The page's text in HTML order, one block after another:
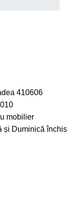
410606
mobilier
și Duminică închis